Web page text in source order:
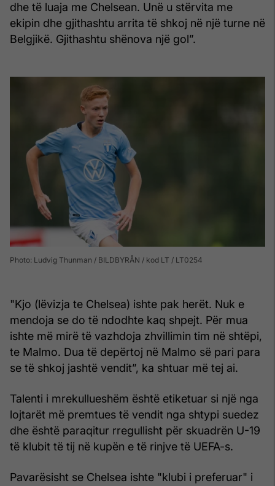
dhe të luaja me Chelsean. Unë u stërvita me
ekipin dhe gjithashtu arrita të shkoj në një turne në
Belgjikë. Gjithashtu shënova një gol”.
Photo: Ludvig Thunman / BILDBYRÅN / kod LT / LT0254
"Kjo (lëvizja te Chelsea) ishte pak herët. Nuk e
mendoja se do të ndodhte kaq shpejt. Për mua
ishte më mirë të vazhdoja zhvillimin tim në shtëpi,
te Malmo. Dua të depërtoj në Malmo së pari para
se të shkoj jashtë vendit”, ka shtuar më tej ai.
Talenti i mrekullueshëm është etiketuar si një nga
lojtarët më premtues të vendit nga shtypi suedez
dhe është paraqitur rregullisht për skuadrën U-19
të klubit të tij në kupën e të rinjve të UEFA-s.
Pavarësisht se Chelsea ishte "klubi i preferuar" i